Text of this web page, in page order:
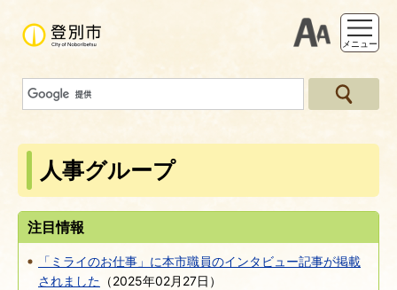
支援ツー
メニュー
人事グループ
注目情報
「ミライのお仕事」に本市職員のインタビュー記事が掲載
されました （2025年02月27日 ）